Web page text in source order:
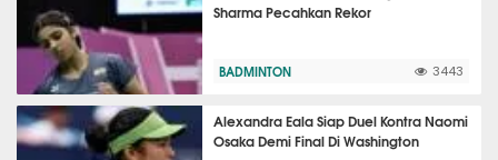
Sharma Pecahkan Rekor
BADMINTON 3443
Alexandra Eala Siap Duel Kontra Naomi
Osaka Demi Final Di Washington